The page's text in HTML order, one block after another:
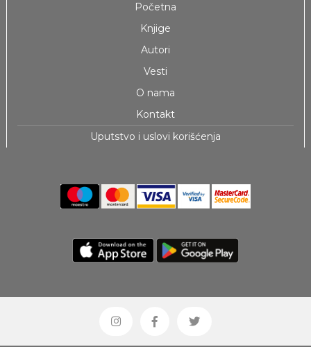
Početna
Knjige
Autori
Vesti
O nama
Kontakt
Uputstvo i uslovi korišćenja